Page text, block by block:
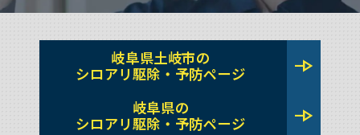
岐阜県土岐市の
シロアリ駆除・予防ページ
line_end_arrow
岐阜県の
シロアリ駆除・予防ページ
line_end_arrow